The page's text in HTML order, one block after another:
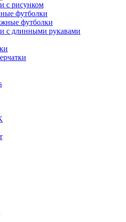
с рисунком
футболки
футболки
с длинными рукавами